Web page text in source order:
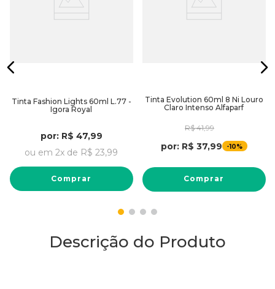
Tinta Fashion Lights 60ml L.77 -
Igora Royal
por: R$ 47,99
ou em 2x de R$ 23,99
Comprar
Tinta Evolution 60ml 8 Ni Louro
Claro Intenso Alfaparf
R$ 41,99
por: R$ 37,99 -10%
Comprar
Descrição do Produto